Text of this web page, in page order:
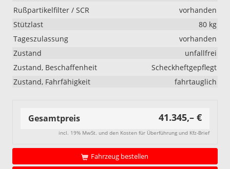
Rußpartikelfilter / SCR
vorhanden
Stützlast
80 kg
Tageszulassung
vorhanden
Zustand
unfallfrei
Zustand, Beschaffenheit
Scheckheftgepflegt
Zustand, Fahrfähigkeit
fahrtauglich
Gesamtpreis 41.345,– €
incl. 19% MwSt. und den Kosten für Überführung und Kfz-Brief
Fahrzeug bestellen